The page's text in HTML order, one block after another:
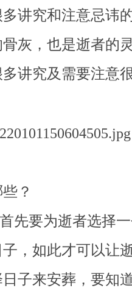
讲究和注意忌讳
灰，也是逝者的
讲究及需要注意
？
先要为逝者选择
，如此才可以让
子来安葬，要知